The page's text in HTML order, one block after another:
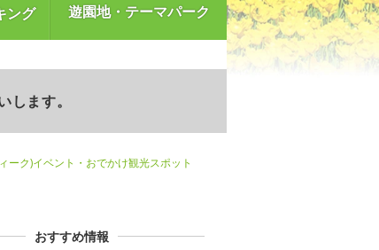
ング 遊園地・テーマパーク
ます。
ーク)イベント・おでかけ観光スポット
おすすめ情報